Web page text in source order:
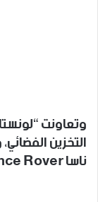
وتعاونت
التخزين
ناسا Perseverance Rover على المريخ.